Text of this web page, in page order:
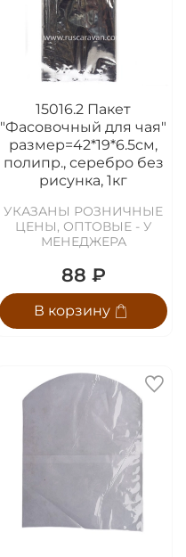
15016.2 Пакет
"Фасовочный для чая"
размер=42*19*6.5см,
полипр., серебро без
рисунка, 1кг
УКАЗАНЫ РОЗНИЧНЫЕ
ЦЕНЫ, ОПТОВЫЕ - У
МЕНЕДЖЕРА
88 ₽
В корзину